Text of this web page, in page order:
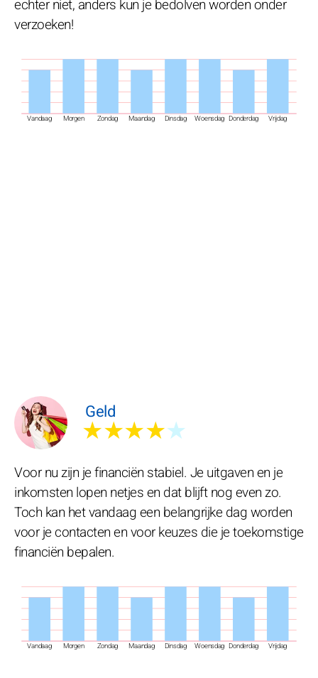
Vandaag Morgen Zondag Maandag Dinsdag Woensdag Donderdag Vrijdag
echter niet, anders kun je bedolven worden onder
verzoeken!
Geld
★★★★★
Vandaag Morgen Zondag Maandag Dinsdag Woensdag Donderdag Vrijdag
Voor nu zijn je financiën stabiel. Je uitgaven en je
inkomsten lopen netjes en dat blijft nog even zo.
Toch kan het vandaag een belangrijke dag worden
voor je contacten en voor keuzes die je toekomstige
financiën bepalen.